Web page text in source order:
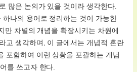
많은 논의가 있을 것이라 생각한다.
나의 용어로 정리하는 것이 가능한
만 차별의 개념을 확장시키는 차원에
고 생각하며, 이 글에서는 개념적 혼란
포함하여 이런 상황을 포괄하는 개념
를 쓰고자 한다.